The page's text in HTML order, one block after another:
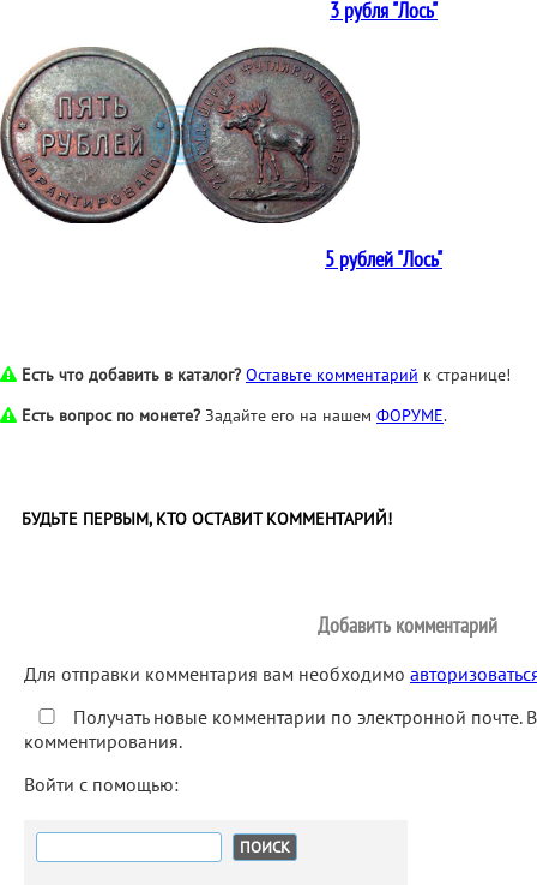
3 рубля "Лось"
5 рублей "Лось"
Есть что добавить в каталог? Оставьте комментарий к странице!
Есть вопрос по монете? Задайте его на нашем ФОРУМЕ.
БУДЬТЕ ПЕРВЫМ, КТО ОСТАВИТ КОММЕНТАРИЙ!
Добавить комментарий
Для отправки комментария вам необходимо
Получать новые комментарии по электронной почте.
комментирования.
Войти с помощью:
Найти: